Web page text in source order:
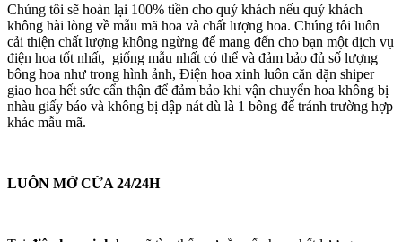
Chúng tôi sẽ hoàn lại 100% tiền cho quý khách nếu quý khách
không hài lòng về mẫu mã hoa và chất lượng hoa. Chúng tôi luôn
cải thiện chất lượng không ngừng để mang đến cho bạn một dịch vụ
điện hoa tốt nhất, giống mẫu nhất có thể và đảm bảo đủ số lượng
bông hoa như trong hình ảnh, Điện hoa xinh luôn căn dặn shiper
giao hoa hết sức cẩn thận để đảm bảo khi vận chuyển hoa không bị
nhàu giấy báo và không bị dập nát dù là 1 bông để tránh trường hợp
khác mẫu mã.
LUÔN MỞ CỬA 24/24H